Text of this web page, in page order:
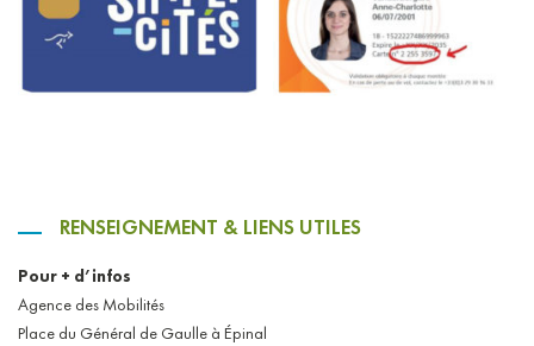
RENSEIGNEMENT & LIENS UTILES
Pour + d’infos
Agence des Mobilités
Place du Général de Gaulle à Épinal